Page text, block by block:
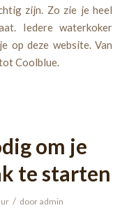
zijn. Zo zie je heel
Iedere waterkoker
op deze website. Van
Coolblue.
om je
te starten
/ door admin